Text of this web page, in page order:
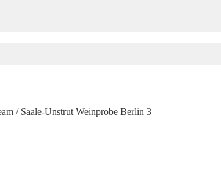
/ Saale-Unstrut Weinprobe Berlin 3